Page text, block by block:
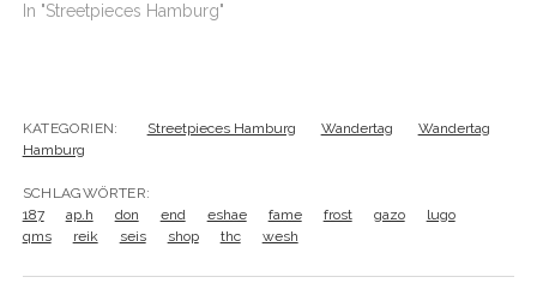
In "Streetpieces Hamburg"
KATEGORIEN: Streetpieces Hamburg Wandertag
Wandertag
Hamburg
SCHLAGWÖRTER:
187
ap.h don end eshae fame frost gazo
lugo
qms
reik seis shop thc wesh